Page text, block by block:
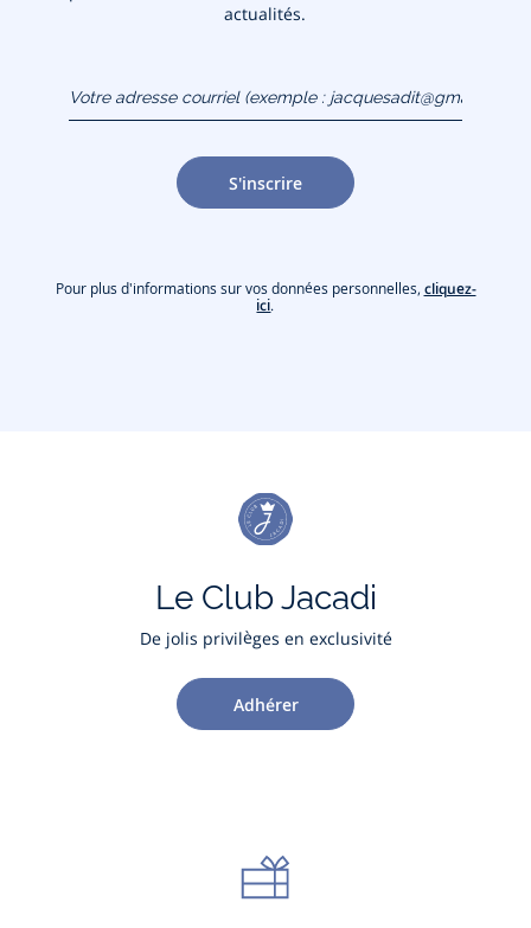
actualités.
(exemple :
jacquesadit@gmail.com)
S'inscrire
Pour plus d'informations sur vos données personnelles, cliquez-
ici.
Le Club Jacadi
De jolis privilèges en exclusivité
Adhérer